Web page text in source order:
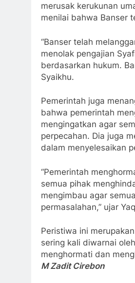
merusak kerukunan
menilai bahwa Banser
“Banser telah
menolak pengajian
berdasarkan hukum.
Syaikhu.
Pemerintah juga
bahwa pemerintah
mengingatkan agar
perpecahan. Dia juga
dalam menyelesaikan
“Pemerintah
semua pihak
mengimbau agar
permasalahan,” ujar
Peristiwa ini
sering kali diwarnai
menghormati dan
M Zadit Cirebon